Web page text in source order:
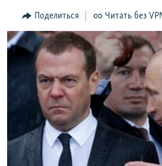
поискуИНФОГРАФИКА
ТЕЛЕПРОЕКТ КРЫМ.РЕАЛИИ
СОВЕТЫ ПРАВОЗАЩИТНИКОВ
ПРОПАВШИЕ БЕЗ ВЕСТИ
ПОБЕДИТЕЛЕЙ НЕ СУДЯТ?
КРЫМ.НЕПОКОРЕННЫЙ
ELIFBE
КАК ОБОЙТИ БЛОКИРОВКУ
Українською
Qırımtatar
ПРИСОЕДИНЯЙТЕСЬ!
Поделиться Читать без